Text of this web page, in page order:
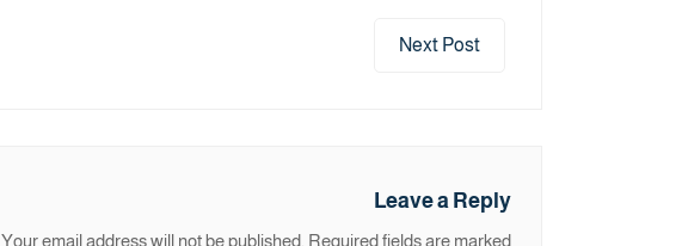
Next Post
Leave a Reply
Your email address will not be published. Required fields are marked